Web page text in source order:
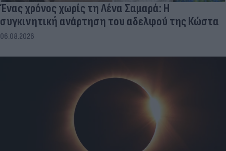
Ένας χρόνος χωρίς τη Λένα Σαμαρά: Η
συγκινητική ανάρτηση του αδελφού της Κώστα
06.08.2026